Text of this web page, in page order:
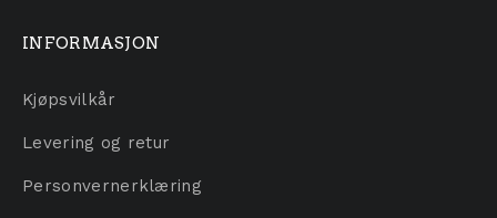
INFORMASJON
Kjøpsvilkår
Levering og retur
Personvernerklæring